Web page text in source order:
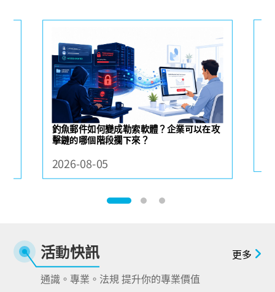
釣魚郵件如何變成勒索軟體？企業可以在攻
擊鏈的哪個階段攔下來？
2026-08-05
活動快訊
更多
通識。專業。法規 提升你的專業價值